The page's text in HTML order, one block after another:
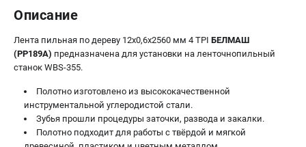
Характеристики токарных станков
Все о влажности древесины
ТЕЛЕФОН (САНКТ-ПЕТЕРБУРГ)
+7 (812) 317-66-20
Информация размещённая на сайте не является публичной
офертой
Описание
Лента пильная по дереву 12х0,6х2560 мм 4 TPI БЕЛМАШ
(PP189A) предназначена для установки на ленточнопильный
станок WBS-355.
Полотно изготовлено из высококачественной
инструментальной углеродистой стали.
Зубья прошли процедуры заточки, развода и закалки.
Полотно подходит для работы с твёрдой и мягкой